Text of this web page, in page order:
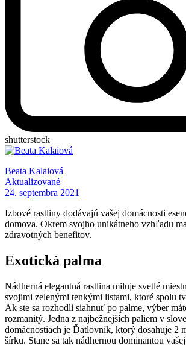
shutterstock
Beata Kalaiová
Aktualizované
24. septembra 2021
Izbové rastliny dodávajú vašej domácnosti
domova. Okrem svojho unikátneho vzhľadu
zdravotných benefitov.
Exotická palma
Nádherná elegantná rastlina miluje svetlé
svojimi zelenými tenkými listami, ktoré spolu
Ak ste sa rozhodli siahnuť po palme, výber
rozmanitý. Jedna z najbežnejších paliem v
domácnostiach je Ďatlovník, ktorý dosahuje 2
šírku. Stane sa tak nádhernou dominantou